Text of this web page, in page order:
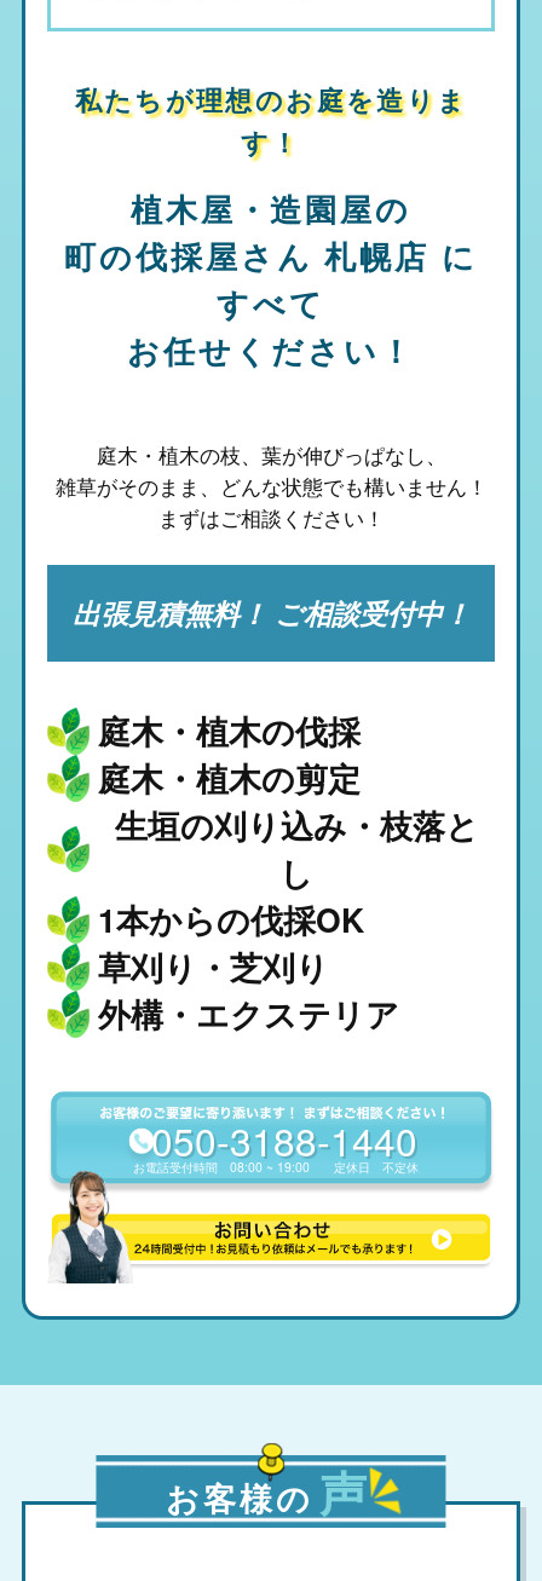
私たちが理想のお庭を造りま
す！
植木屋・造園屋の
町の伐採屋さん 札幌店 に
すべて
お任せください！
庭木・植木の枝、葉が伸びっぱなし、
雑草がそのまま、 どんな状態でも構いません！
まずはご相談ください！
出張見積無料！ ご相談受付中！
庭木・植木の伐採
1本からの伐採OK
庭木・植木の剪定
草刈り・芝刈り
生垣の刈り込み・枝落と
し
外構・エクステリア
050-3188-1440
お電話受付時間08:00 ~ 19:00 定休日不定休
お客様の 声